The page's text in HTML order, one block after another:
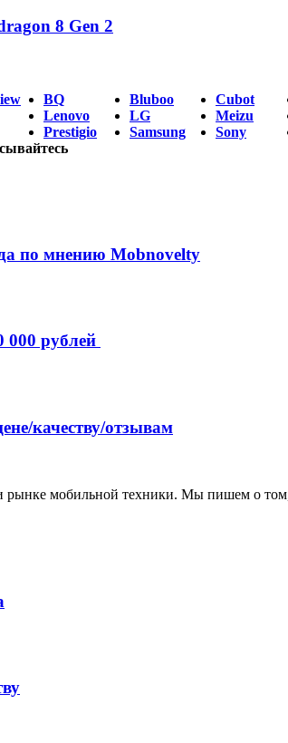
8 Gen 2
BQ Bluboo Cubot
Lenovo LG Meizu
Prestigio Samsung Sony
по мнению Mobnovelty
000 рублей
качеству/отзывам
рынке мобильной техники. Мы пишем о